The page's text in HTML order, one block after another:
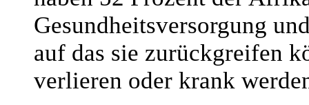
Gesundheitsversorgung
auf das sie zurückgreifen
verlieren oder krank